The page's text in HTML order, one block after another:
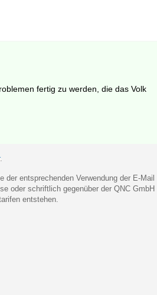
fertig zu werden, die das Volk
.
entsprechenden Verwendung der E-Mail
oder schriftlich gegenüber der QNC GmbH
entstehen.